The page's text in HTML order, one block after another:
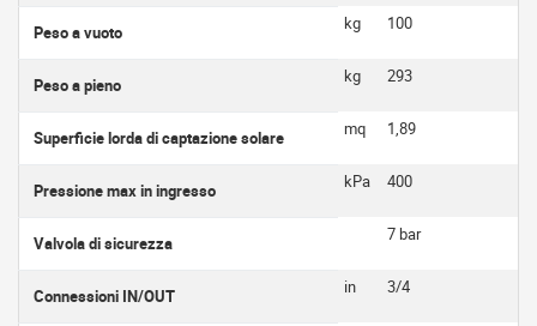
Peso a vuoto kg 100
Peso a pieno kg 293
Superficie lorda di captazione solare mq 1,89
Pressione max in ingresso kPa 400
Valvola di sicurezza 7 bar
Connessioni IN/OUT in 3/4